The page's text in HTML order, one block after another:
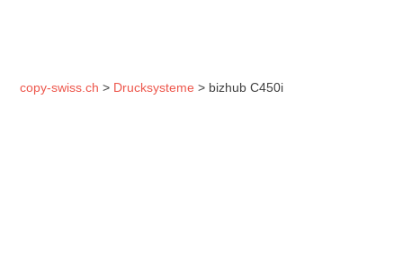
copy-swiss.ch > Drucksysteme > bizhub C450i